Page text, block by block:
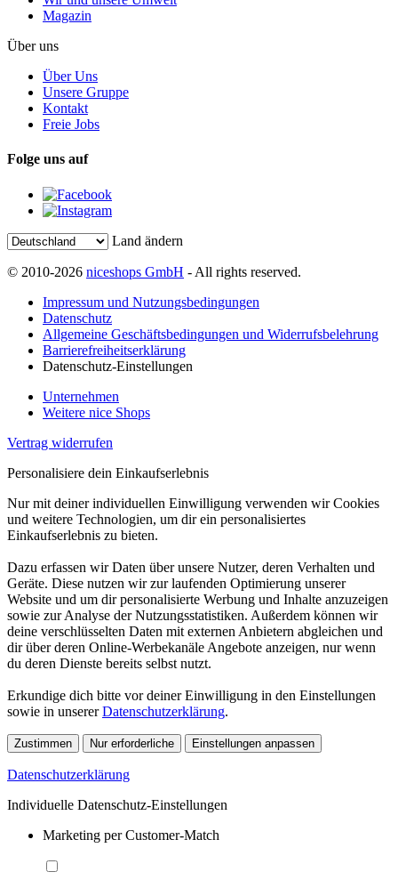
Magazin
Über uns
Über Uns
Unsere Gruppe
Kontakt
Freie Jobs
Folge uns auf
Land ändern
© 2010-2026 niceshops GmbH - All rights reserved.
Impressum und Nutzungsbedingungen
Datenschutz
Allgemeine Geschäftsbedingungen und Widerrufsbelehrung
Barrierefreiheitserklärung
Datenschutz-Einstellungen
Unternehmen
Weitere nice Shops
Vertrag widerrufen
Personalisiere dein Einkaufserlebnis
Nur mit deiner individuellen Einwilligung verwenden wir Cookies
und weitere Technologien, um dir ein personalisiertes
Einkaufserlebnis zu bieten.
Dazu erfassen wir Daten über unsere Nutzer, deren Verhalten und
Geräte. Diese nutzen wir zur laufenden Optimierung unserer
Website und um dir personalisierte Werbung und Inhalte anzuzeigen
sowie zur Analyse der Nutzungsstatistiken. Außerdem können wir
deine verschlüsselten Daten mit externen Anbietern abgleichen und
dir über deren Online-Werbekanäle Angebote anzeigen, nur wenn
du deren Dienste bereits selbst nutzt.
Erkundige dich bitte vor deiner Einwilligung in den Einstellungen
sowie in unsererDatenschutzerklärung.
Zustimmen Nur erforderliche Einstellungen anpassen
Datenschutzerklärung
Individuelle Datenschutz-Einstellungen
Marketing per Customer-Match